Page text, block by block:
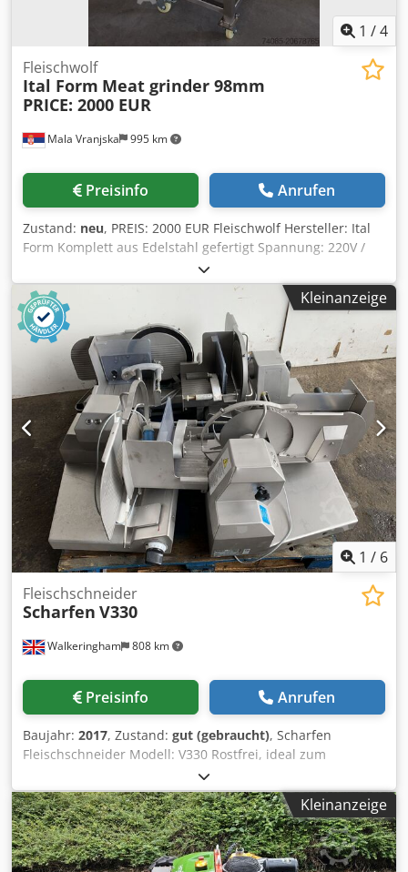
1 /4
Mala Vranjska 995 km
Fleischwolf
Ital Form Meat grinder 98mm
PRICE: 2000 EUR
Preisinfo Anrufen
Zustand: neu, PREIS: 2000 EUR Fleischwolf Hersteller: Ital
Form Komplett aus Edelstahl gefertigt Spannung: 220V /
50Hz Leistung: 2,2 kW Dwedpfx Adsx Dcdqogsa
Kleinanzeige
1 / 6
Walkeringham 808 km
Fleischschneider
Scharfen V330
Preisinfo Anrufen
Baujahr: 2017, Zustand: gut (gebraucht), Scharfen
Fleischschneider Modell: V330 Rostfrei, ideal zum
Schneiden von Schinken, Käse und anderem Frischfleisch,
1Ph, Klinge mit 330 mm Durchmesser, (vier Stück von 2016
- 2018 auf Lager) Djdjfx Ng Sjpfx Adgowa
Kleinanzeige